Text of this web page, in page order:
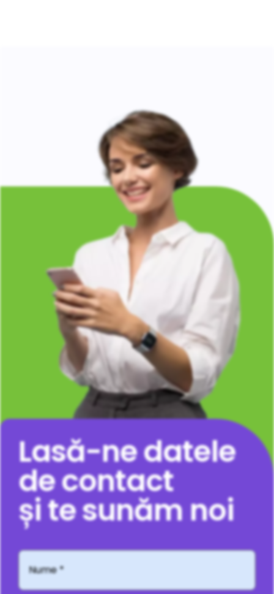
Lasă-ne datele
de contact
și te sunăm noi
Nume